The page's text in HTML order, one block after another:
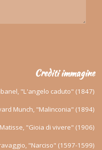
Crediti immagine
"L'angelo caduto" (1847)
Munch, "Malinconia" (1894)
"Gioia di vivere" (1906)
"Narciso" (1597-1599)